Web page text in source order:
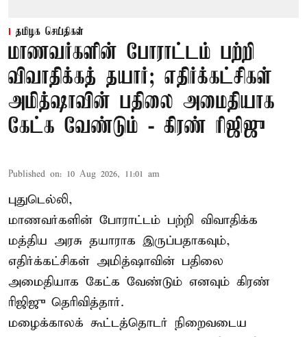
தமிழக செய்திகள்
மாணவர்களின் போராட்டம் பற்றி
விவாதிக்கத் தயார்; எதிர்க்கட்சிகள்
அமித்ஷாவின் பதிலை அமைதியாக
கேட்க வேண்டும் - கிரண் ரிஜிஜு
Published on: 10 Aug 2026, 11:01 am
புதுடெல்லி,
மாணவர்களின் போராட்டம் பற்றி விவாதிக்க
மத்திய அரசு தயாராக இருப்பதாகவும்,
எதிர்க்கட்சிகள் அமித்ஷாவின் பதிலை
அமைதியாக கேட்க வேண்டும் எனவும் கிரண்
ரிஜிஜு தெரிவித்தார்.
மழைக்காலக் கூட்டத்தொடர் நிறைவடைய